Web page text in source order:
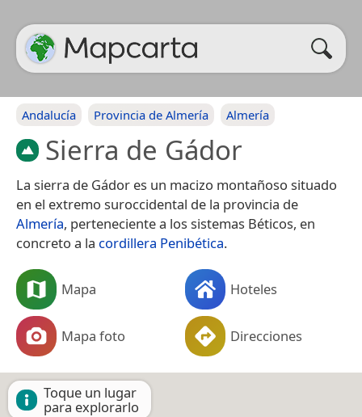
Andalucía Provincia de Almería Almería
Sierra de Gádor
La sierra de Gádor es un macizo montañoso situado
en el extremo suroccidental de la provincia de
Almería, perteneciente a los sistemas Béticos, en
concreto a la cordillera Penibética.
Mapa Hoteles
Mapa foto Direcciones
Toque un lugar
para explorarlo